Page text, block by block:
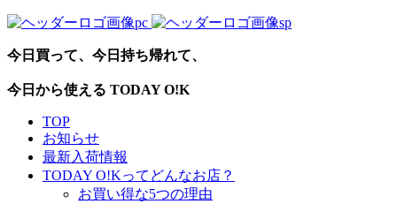
今日買って、今日持ち帰れて、
今日から使える TODAY O!K
TOP
お知らせ
最新入荷情報
TODAY O!Kってどんなお店？
お買い得な5つの理由